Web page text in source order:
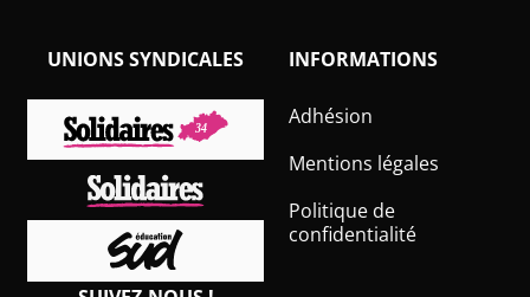
INFORMATIONS
Adhésion
Mentions légales
Politique de
confidentialité
UNIONS SYNDICALES